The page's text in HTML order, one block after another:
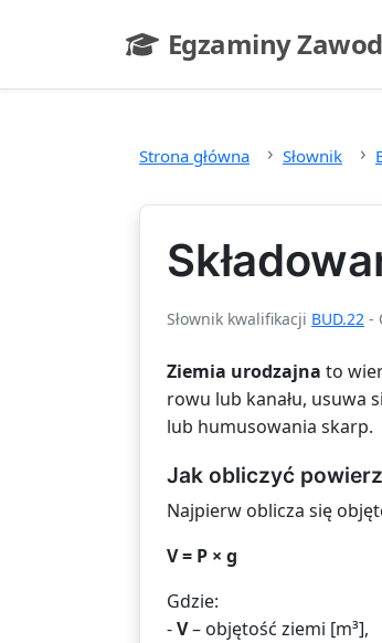
Egzaminy
- strona główna
Strona główna Słownik
Słownik kwalifikacji BUD.22 -
Ziemia urodzajna to
rowu lub kanału, usuwa
lub humusowania skarp.
Jak obliczyć
Najpierw oblicza się
V = P × g
Gdzie:
-V– objętość ziemi [m³],